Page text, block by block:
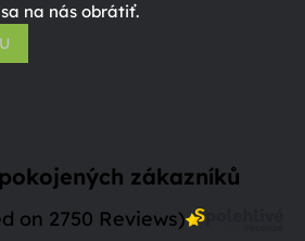
na nás obrátiť.
zákazníků
on 2750 Reviews)